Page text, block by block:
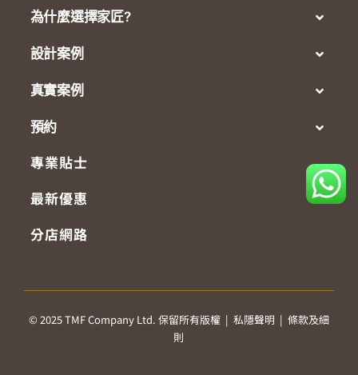
為什麼選擇家匠?
設計案例
真實案例
預約
專業貼士
最新優惠
分店網路
© 2025 TMF Company Ltd. 保留所有版權 |私隱聲明 |條款及細
則